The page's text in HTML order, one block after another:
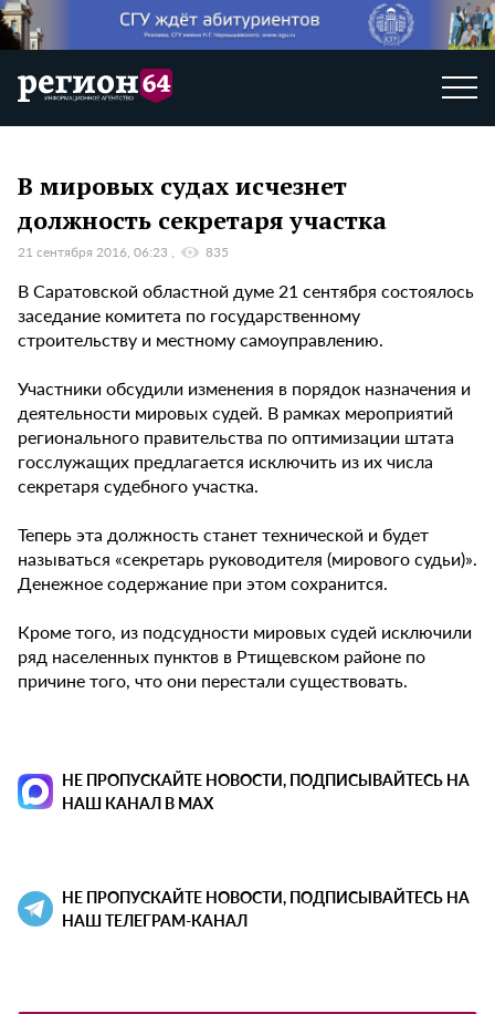
В мировых судах исчезнет
должность секретаря участка
21 сентября 2016, 06:23 835
В Саратовской областной думе 21 сентября состоялось
заседание комитета по государственному
строительству и местному самоуправлению.
Участники обсудили изменения в порядок назначения и
деятельности мировых судей. В рамках мероприятий
регионального правительства по оптимизации штата
госслужащих предлагается исключить из их числа
секретаря судебного участка.
Теперь эта должность станет технической и будет
называться «секретарь руководителя (мирового судьи)».
Денежное содержание при этом сохранится.
Кроме того, из подсудности мировых судей исключили
ряд населенных пунктов в Ртищевском районе по
причине того, что они перестали существовать.
НЕ ПРОПУСКАЙТЕ НОВОСТИ, ПОДПИСЫВАЙТЕСЬ НА
НАШ КАНАЛ В MAX
НЕ ПРОПУСКАЙТЕ НОВОСТИ, ПОДПИСЫВАЙТЕСЬ НА
НАШ ТЕЛЕГРАМ-КАНАЛ